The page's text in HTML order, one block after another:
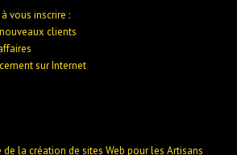
vous inscrire :
clients
sur Internet
la création de sites Web pour les Artisans